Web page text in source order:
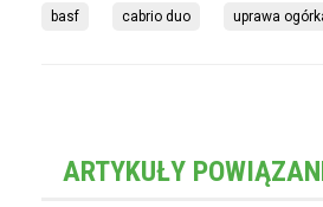
basf cabrio duo uprawa
ARTYKUŁY